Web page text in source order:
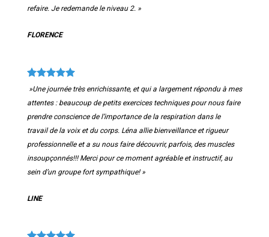
refaire. Je redemande le niveau 2. »
FLORENCE
»Une journée très enrichissante, et qui a largement répondu à mes
attentes : beaucoup de petits exercices techniques pour nous faire
prendre conscience de l’importance de la respiration dans le
travail de la voix et du corps. Léna allie bienveillance et rigueur
professionnelle et a su nous faire découvrir, parfois, des muscles
insoupçonnés!!! Merci pour ce moment agréable et instructif, au
sein d’un groupe fort sympathique! »
LINE